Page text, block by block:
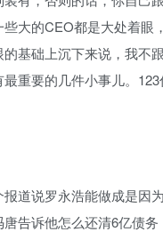
大的CEO都是大处着眼
基础上沉下来说，我不
重要的几件小事儿。
道说罗永浩能做成是因
告诉他怎么还清6亿债